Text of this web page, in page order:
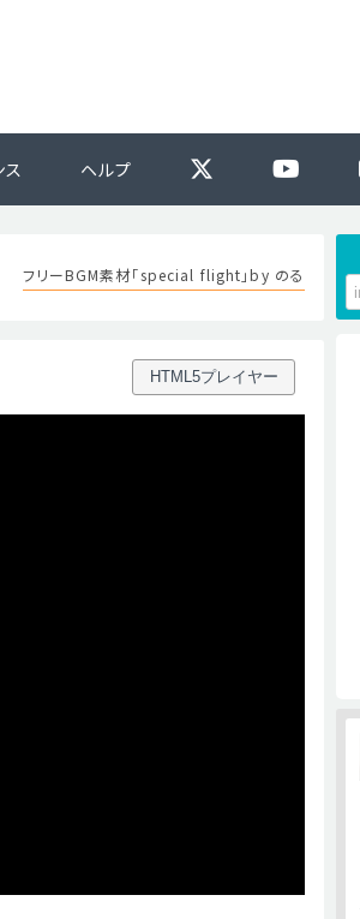
ス ヘルプ
フリーBGM素材「special flight」by のる
HTML5プレイヤー